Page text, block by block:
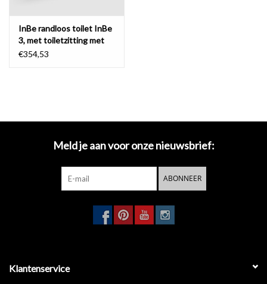
InBe randloos toilet InBe
3, met toiletzitting met
deksel
€354,53
Meld je aan voor onze nieuwsbrief:
ABONNEER
Klantenservice